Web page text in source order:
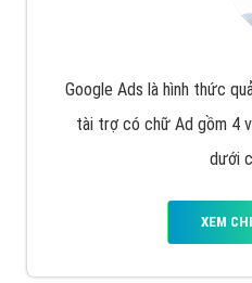
Google Ads là hình thức
tài trợ có chữ Ad gồm 4
dưới
XEM